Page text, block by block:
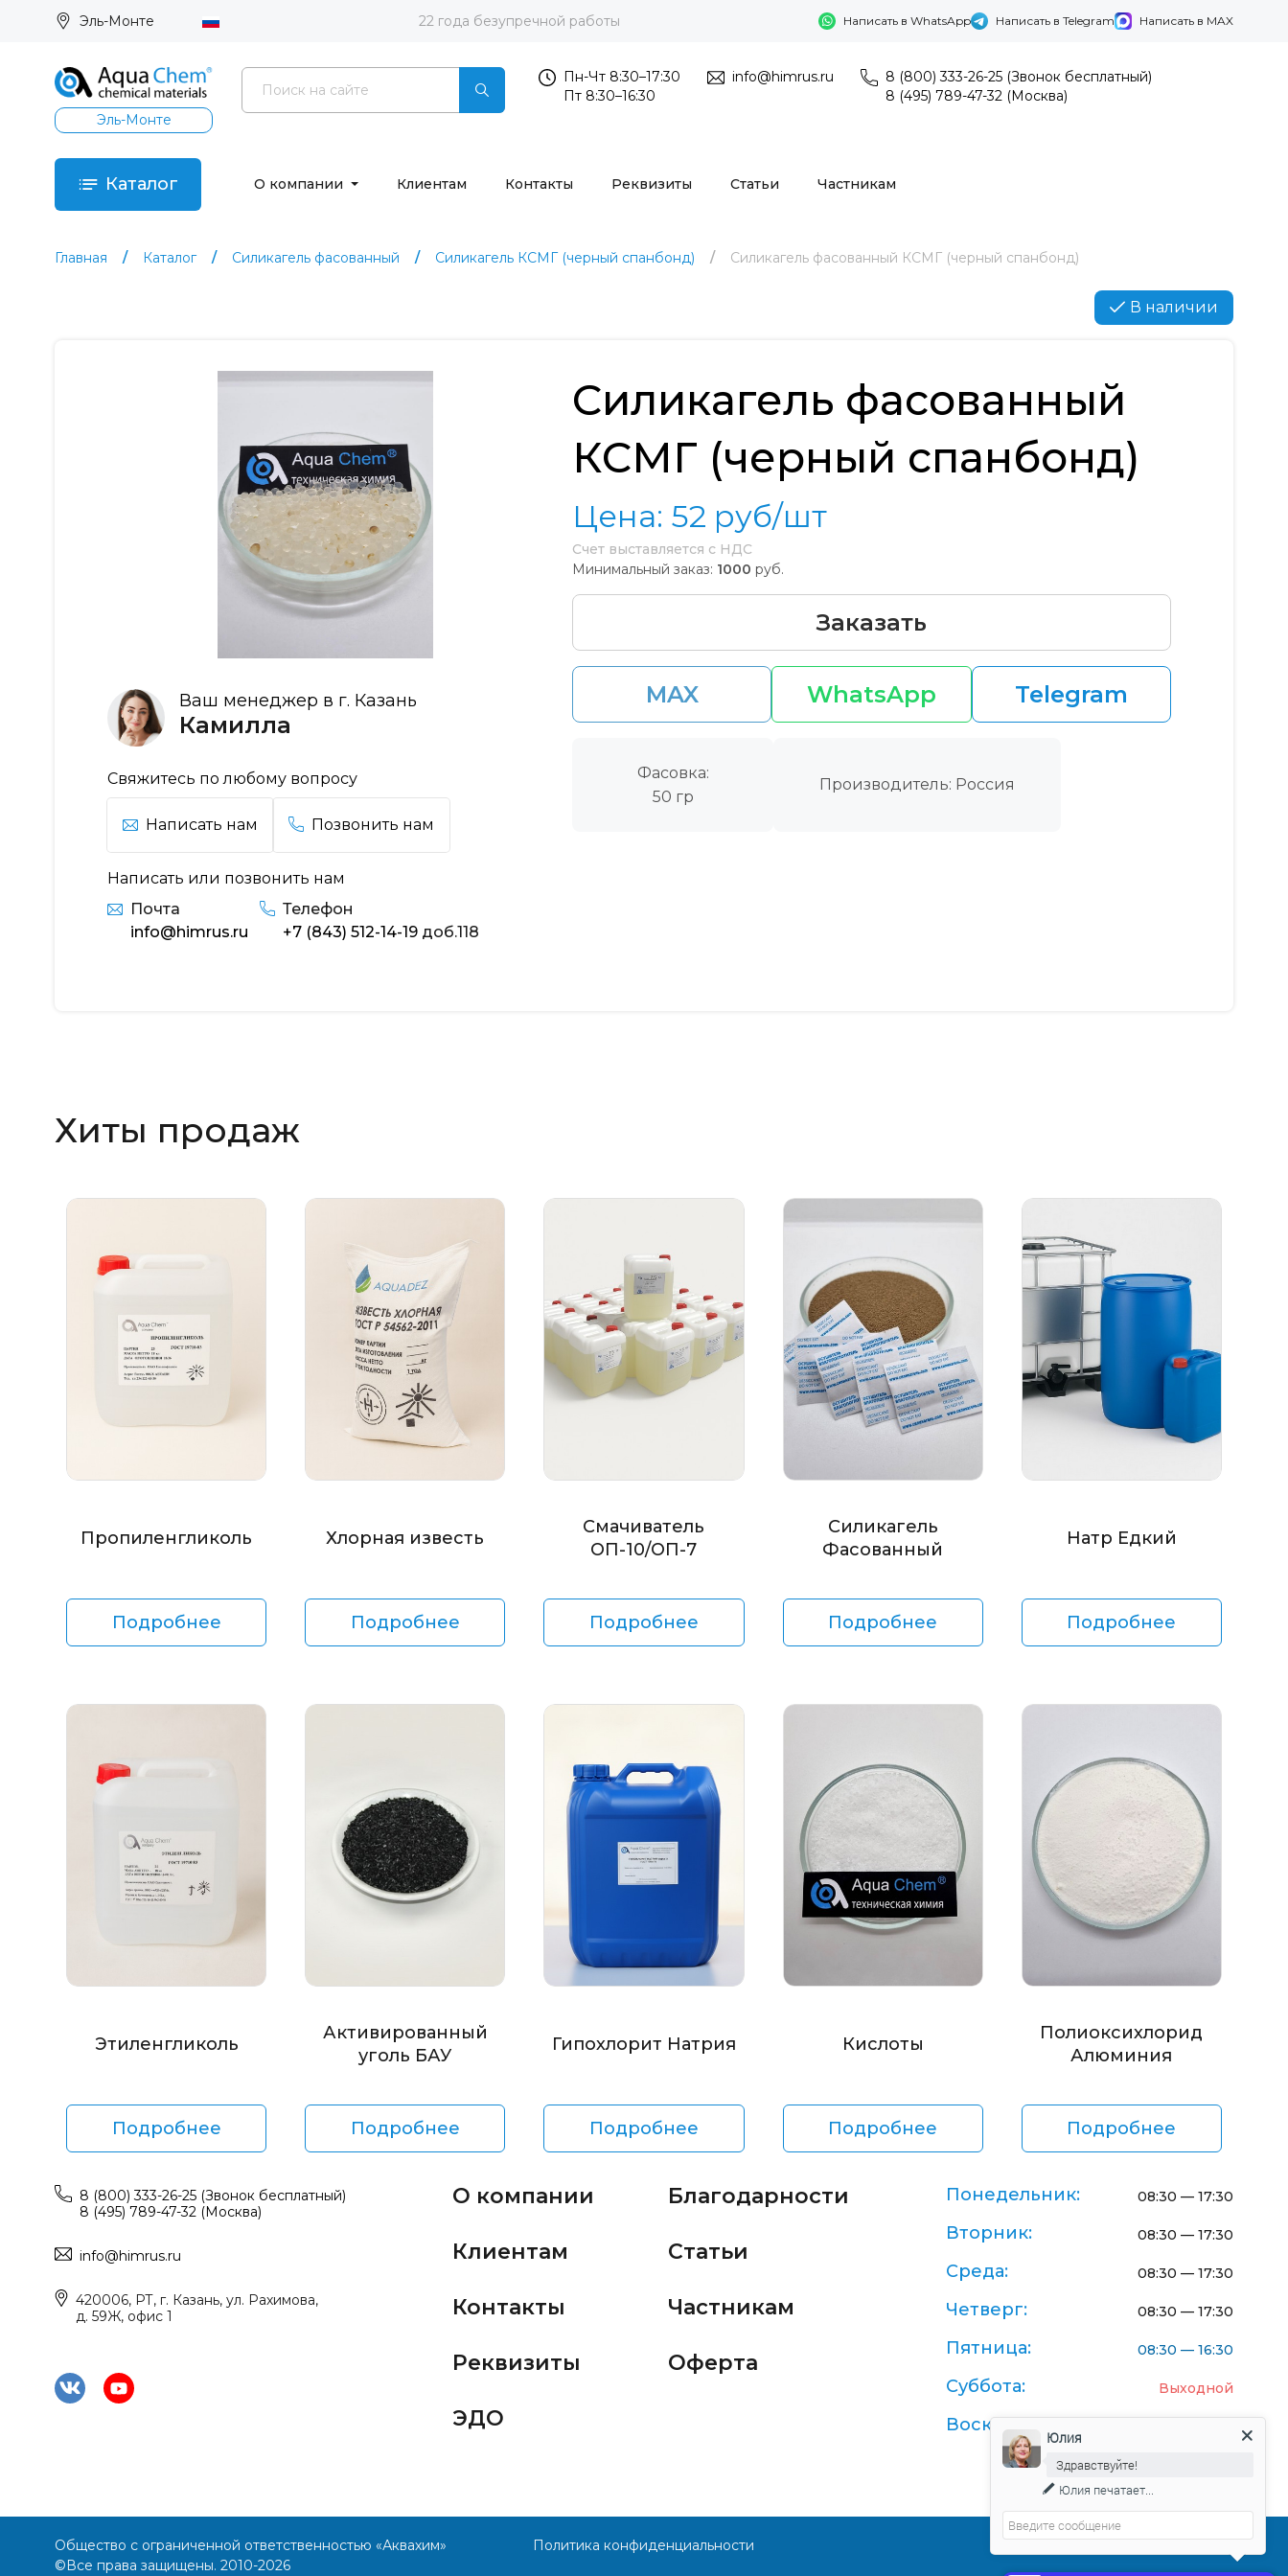
Эль-Монте 22 года безупречной работы Написать в WhatsApp Написать в Telegram Написать в MAX
Эль-Монте
Пн-Чт 8:30–17:30
Пт 8:30–16:30
info@himrus.ru
8 (800) 333-26-25 (Звонок бесплатный)
8 (495) 789-47-32 (Москва)
Каталог О компании Клиентам Контакты Реквизиты Статьи Частникам
Главная Каталог Силикагель фасованный Силикагель КСМГ (черный спанбонд) Силикагель фасованный КСМГ (черный спанбонд)
В наличии
Ваш менеджер в г. Казань
Камилла
Свяжитесь по любому вопросу
Написать нам Позвонить нам
Написать или позвонить нам
Почта
info@himrus.ru
Телефон
+7 (843) 512-14-19 доб.118
Силикагель фасованный
КСМГ (черный спанбонд)
Цена: 52 руб/шт
Счет выставляется с НДС
Минимальный заказ: 1000 руб.
Заказать
MAX WhatsApp Telegram
Фасовка:
50 гр
Производитель: Россия
Хиты продаж
Пропиленгликоль
Подробнее
Хлорная известь
Подробнее
Смачиватель
ОП-10/ОП-7
Подробнее
Силикагель
Фасованный
Подробнее
Натр Едкий
Подробнее
Этиленгликоль
Подробнее
Активированный
уголь БАУ
Подробнее
Гипохлорит Натрия
Подробнее
Кислоты
Подробнее
Полиоксихлорид
Алюминия
Подробнее
8 (800) 333-26-25 (Звонок бесплатный)
8 (495) 789-47-32 (Москва)
info@himrus.ru
420006, РТ, г. Казань, ул. Рахимова,
д. 59Ж, офис 1
О компании
Клиентам
Контакты
Реквизиты
ЭДО
Благодарности
Статьи
Частникам
Оферта
Понедельник: 08:30 — 17:30
Вторник: 08:30 — 17:30
Среда: 08:30 — 17:30
Четверг: 08:30 — 17:30
Пятница: 08:30 — 16:30
Суббота: Выходной
Воскресенье:
Общество с ограниченной ответственностью «Аквахим»
©Все права защищены. 2010-2026
Политика конфиденциальности
Юлия
Здравствуйте!
Юлия печатает...